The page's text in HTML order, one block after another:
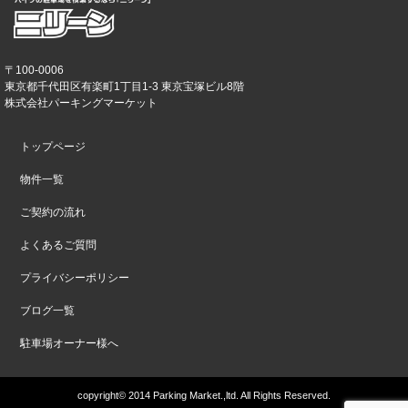
〒100-0006
東京都千代田区有楽町1丁目1-3 東京宝塚ビル8階
株式会社パーキングマーケット
トップページ
物件一覧
ご契約の流れ
よくあるご質問
プライバシーポリシー
ブログ一覧
駐車場オーナー様へ
copyright© 2014 Parking Market.,ltd. All Rights Reserved.